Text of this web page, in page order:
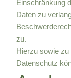
Einschränkung
Daten zu
zu.
Hierzu sowie
Datenschutz